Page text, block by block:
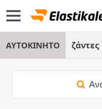
ΑΥΤΟΚΙΝΗΤΟ ζάντες